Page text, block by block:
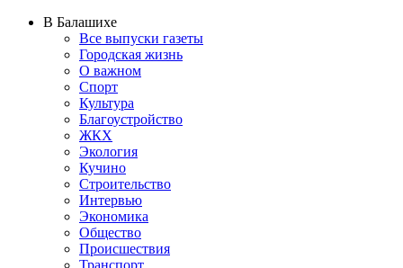
В Балашихе
Все выпуски газеты
Городская жизнь
О важном
Спорт
Культура
Благоустройство
ЖКХ
Экология
Кучино
Строительство
Интервью
Экономика
Общество
Происшествия
Транспорт